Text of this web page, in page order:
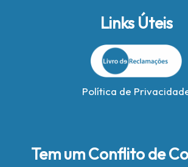
Links Úteis
Política de
Tem um Conflito de